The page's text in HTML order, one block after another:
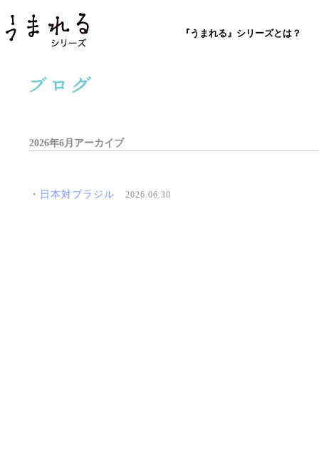
『うまれる』シリーズとは？
2026年6月アーカイブ
・ 日本対ブラジル 2026.06.30